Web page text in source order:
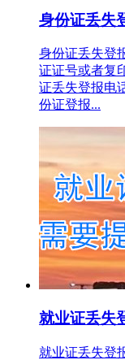
身份证丢失
身份证丢失登
证证号或者复
证丢失登报电
份证登报...
就业证丢失
就业证丢失登